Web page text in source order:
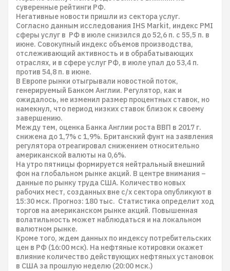
суверенные рейтинги РФ.
Негативные новости пришли из сектора услуг.
Согласно данным исследования IHS Markit, индекс PMI
сферы услуг в РФ в июле снизился до 52,6 п. с 55,5 п. в
июне. Совокупный индекс объемов производства,
отслеживающий активность и в обрабатывающих
отраслях, и в сфере услуг РФ, в июле упал до 53,4 п.
против 54,8 п. в июне.
В Европе рынки отыгрывали новостной поток,
генерируемый Банком Англии. Регулятор, как и
ожидалось, не изменил размер процентных ставок, но
намекнул, что период низких ставок близок к своему
завершению.
Между тем, оценка Банка Англии роста ВВП в 2017 г.
снижена до 1,7% с 1,9%. Британский фунт на заявления
регулятора отреагировал снижением относительно
американской валюты на 0,6%.
На утро пятницы формируется нейтральный внешний
фон на глобальном рынке акций. В центре внимания –
данные по рынку труда США. Количество новых
рабочих мест, созданных вне с/х сектора опубликуют в
15:30 мск. Прогноз: 180 тыс. Статистика определит ход
торгов на американском рынке акций. Повышенная
волатильность может наблюдаться и на локальном
валютном рынке.
Кроме того, ждем данных по индексу потребительских
цен в РФ (16:00 мск). На нефтяные котировки окажет
влияние количество действующих нефтяных установок
в США за прошлую неделю (20:00 мск.)